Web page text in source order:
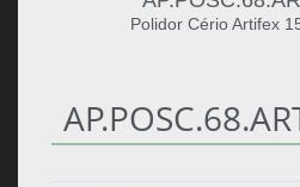
Polidor Cério Artifex